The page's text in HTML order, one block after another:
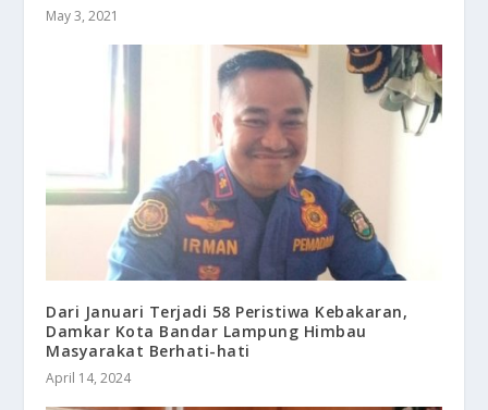
May 3, 2021
Dari Januari Terjadi 58 Peristiwa Kebakaran,
Damkar Kota Bandar Lampung Himbau
Masyarakat Berhati-hati
April 14, 2024